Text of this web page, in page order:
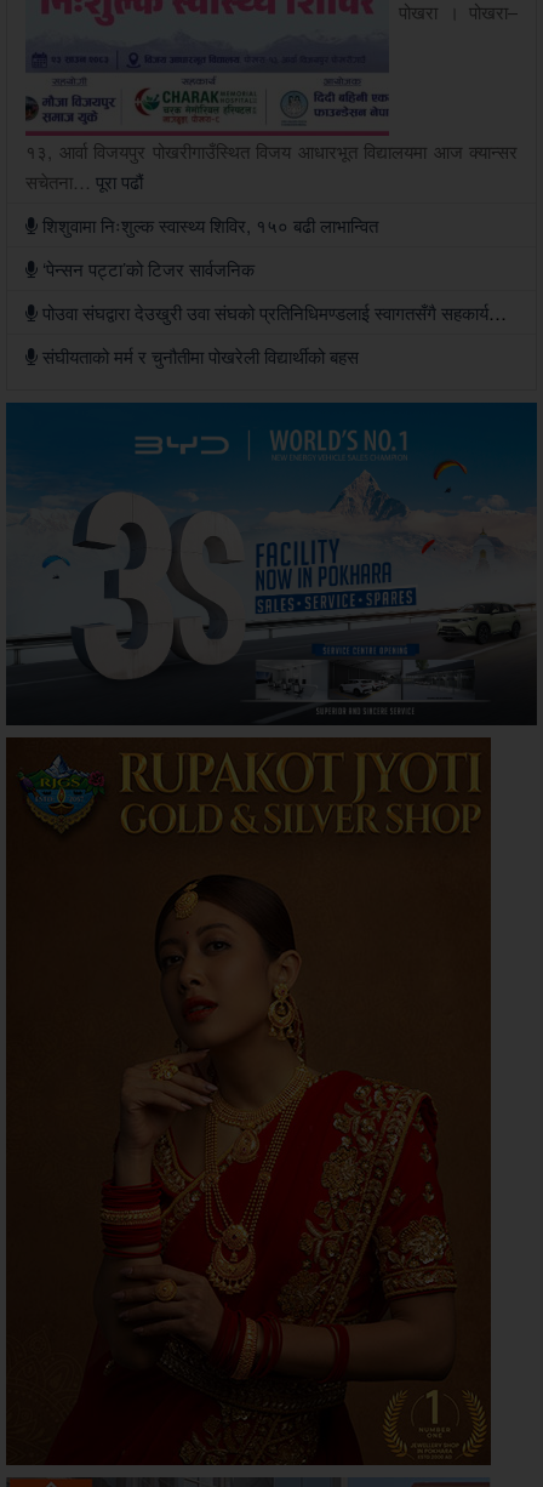
पोखरा । पोखरा–
१३, आर्वा विजयपुर पोखरीगाउँस्थित विजय आधारभूत विद्यालयमा आज क्यान्सर
सचेतना… पूरा पढौं
शिशुवामा निःशुल्क स्वास्थ्य शिविर, १५० बढी लाभान्वित
‘पेन्सन पट्टा’को टिजर सार्वजनिक
पोउवा संघद्वारा देउखुरी उवा संघको प्रतिनिधिमण्डलाई स्वागतसँगै सहकार्यको सहमति
संघीयताको मर्म र चुनौतीमा पोखरेली विद्यार्थीको बहस